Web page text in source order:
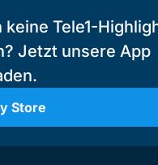
keine Tele1-
Jetzt unsere App
Store